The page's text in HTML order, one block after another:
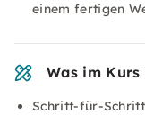
einem fertigen
Was im
Schritt-für-